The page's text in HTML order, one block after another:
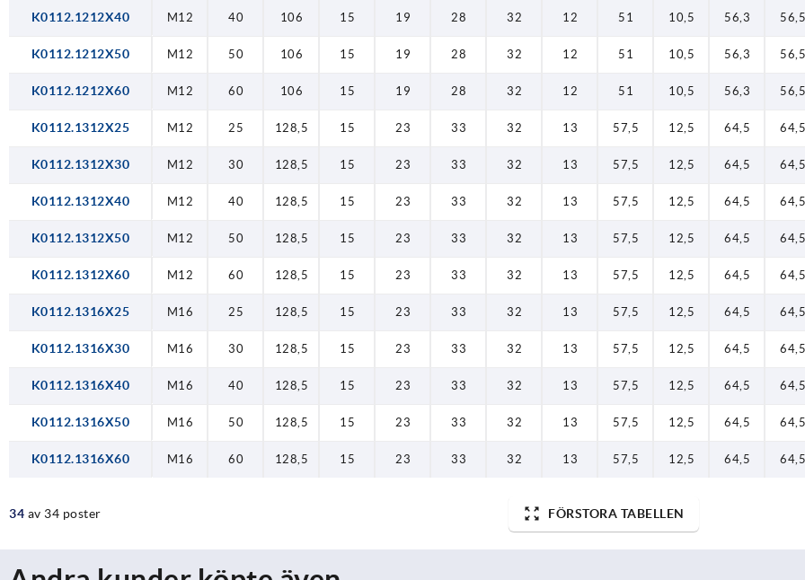
K0112.1212X40 M12 40 106 15 19 28 32 12 51 10,5 56,3 56,5
K0112.1212X50 M12 50 106 15 19 28 32 12 51 10,5 56,3 56,5
K0112.1212X60 M12 60 106 15 19 28 32 12 51 10,5 56,3 56,5
K0112.1312X25 M12 25 128,5 15 23 33 32 13 57,5 12,5 64,5 64,5
K0112.1312X30 M12 30 128,5 15 23 33 32 13 57,5 12,5 64,5 64,5
K0112.1312X40 M12 40 128,5 15 23 33 32 13 57,5 12,5 64,5 64,5
K0112.1312X50 M12 50 128,5 15 23 33 32 13 57,5 12,5 64,5 64,5
K0112.1312X60 M12 60 128,5 15 23 33 32 13 57,5 12,5 64,5 64,5
K0112.1316X25 M16 25 128,5 15 23 33 32 13 57,5 12,5 64,5 64,5
K0112.1316X30 M16 30 128,5 15 23 33 32 13 57,5 12,5 64,5 64,5
K0112.1316X40 M16 40 128,5 15 23 33 32 13 57,5 12,5 64,5 64,5
K0112.1316X50 M16 50 128,5 15 23 33 32 13 57,5 12,5 64,5 64,5
K0112.1316X60 M16 60 128,5 15 23 33 32 13 57,5 12,5 64,5 64,5
34 av 34 poster FÖRSTORA TABELLEN